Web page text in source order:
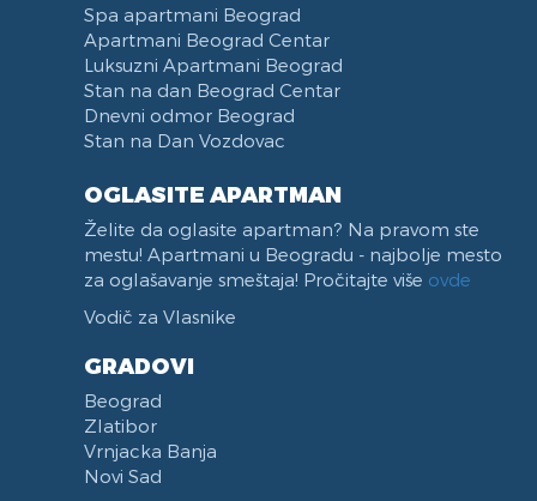
Spa apartmani Beograd
Apartmani Beograd Centar
Luksuzni Apartmani Beograd
Stan na dan Beograd Centar
Dnevni odmor Beograd
Stan na Dan Vozdovac
OGLASITE APARTMAN
Želite da oglasite apartman? Na pravom ste
mestu! Apartmani u Beogradu - najbolje mesto
za oglašavanje smeštaja! Pročitajte više ovde
Vodič za Vlasnike
GRADOVI
Beograd
Zlatibor
Vrnjacka Banja
Novi Sad